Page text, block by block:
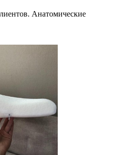
Анатомические